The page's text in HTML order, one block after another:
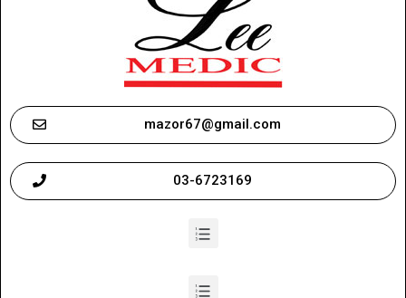
mazor67@gmail.com
03-6723169